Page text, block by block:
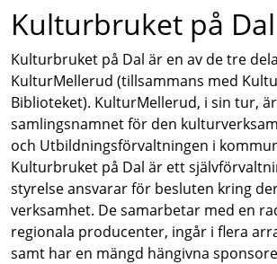
Kulturbruket på Dal
Kulturbruket på Dal är en av de tre
KulturMellerud (tillsammans med
Biblioteket). KulturMellerud, i sin tur, är
samlingsnamnet för den
och Utbildningsförvaltningen i
Kulturbruket på Dal är ett
styrelse ansvarar för besluten kring
verksamhet. De samarbetar med en
regionala producenter, ingår i flera
samt har en mängd hängivna